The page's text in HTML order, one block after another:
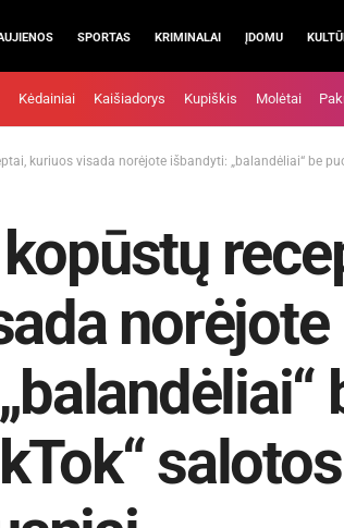
SPORTAS KRIMINALAI ĮDOMU
Kėdainiai Kaišiadorys Kupiškis Molėtai
kuriuos visada norėjote išbandyti: „balandėliai“ be
norėjote